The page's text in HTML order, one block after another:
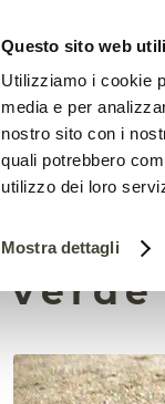
Questo sito web
Utilizziamo i cookie
media e per
nostro sito con i
quali potrebbero
utilizzo dei loro
Mostra dettagli
Dalle